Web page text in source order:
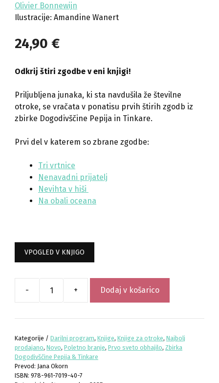
Olivier Bonnewijn
Ilustracije: Amandine Wanert
24,90 €
Odkrij štiri zgodbe v eni knjigi!
Priljubljena junaka, ki sta navdušila že številne
otroke, se vračata v ponatisu prvih štirih zgodb iz
zbirke Dogodivščine Pepija in Tinkare.
Prvi del v katerem so zbrane zgodbe:
Tri vrtnice
Nenavadni prijatelj
Nevihta v hiši
Na obali oceana
VPOGLED V KNJIGO
-
Dogodivščine
in
-
Zbirka
+ Dodaj v košarico
Kategorije / Darilni program, Knjige, Knjige za otroke, Najbolj
prodajano, Novo, Poletno branje, Prvo sveto obhajilo, Zbirka
Dogodivščine Pepija & Tinkare
Prevod: Jana Okorn
978-961-7019-40-7